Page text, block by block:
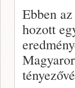
Ebben
hozott